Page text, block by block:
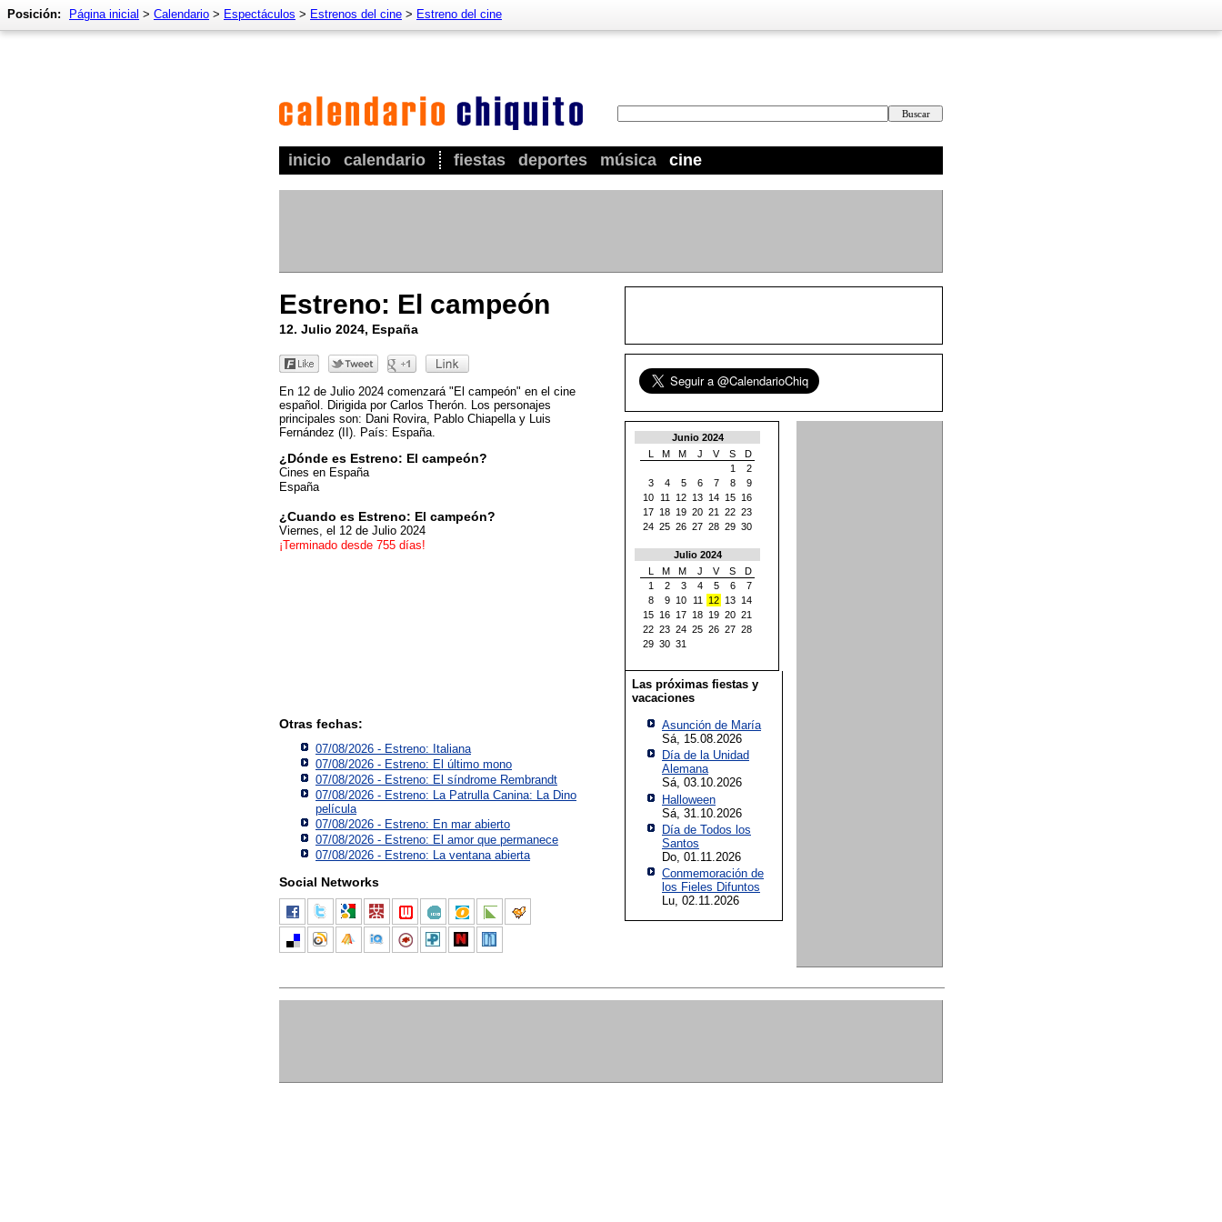
inicio calendario fiestas deportes música cine
Posición: Página inicial > Calendario > Espectáculos > Estrenos del cine > Estreno del cine
Estreno: El campeón
12. Julio 2024, España
En 12 de Julio 2024 comenzará "El campeón" en el cine
español. Dirigida por Carlos Therón. Los personajes
principales son: Dani Rovira, Pablo Chiapella y Luis
Fernández (II). País: España.
¿Dónde es Estreno: El campeón?
Cines en España
España
¿Cuando es Estreno: El campeón?
Viernes, el 12 de Julio 2024
¡Terminado desde 755 días!
Otras fechas:
07/08/2026 - Estreno: Italiana
07/08/2026 - Estreno: El último mono
07/08/2026 - Estreno: El síndrome Rembrandt
07/08/2026 - Estreno: La Patrulla Canina: La Dino
película
07/08/2026 - Estreno: En mar abierto
07/08/2026 - Estreno: El amor que permanece
07/08/2026 - Estreno: La ventana abierta
Social Networks
Junio 2024
L
M M J V S
D
1
2
3
4 5 6 7 8
9
10
11 12 13 14 15 16
17 18 19 20 21 22 23
24 25 26 27 28 29 30
Julio 2024
L
M M J V S
D
1
2 3 4 5 6
7
8
9 10 11 12 13 14
15 16 17 18 19 20 21
22 23 24 25 26 27 28
29 30 31
Las próximas fiestas y
vacaciones
Asunción de María
Sá, 15.08.2026
Día de la Unidad
Alemana
Sá, 03.10.2026
Halloween
Sá, 31.10.2026
Día de Todos los
Santos
Do, 01.11.2026
Conmemoración de
los Fieles Difuntos
Lu, 02.11.2026